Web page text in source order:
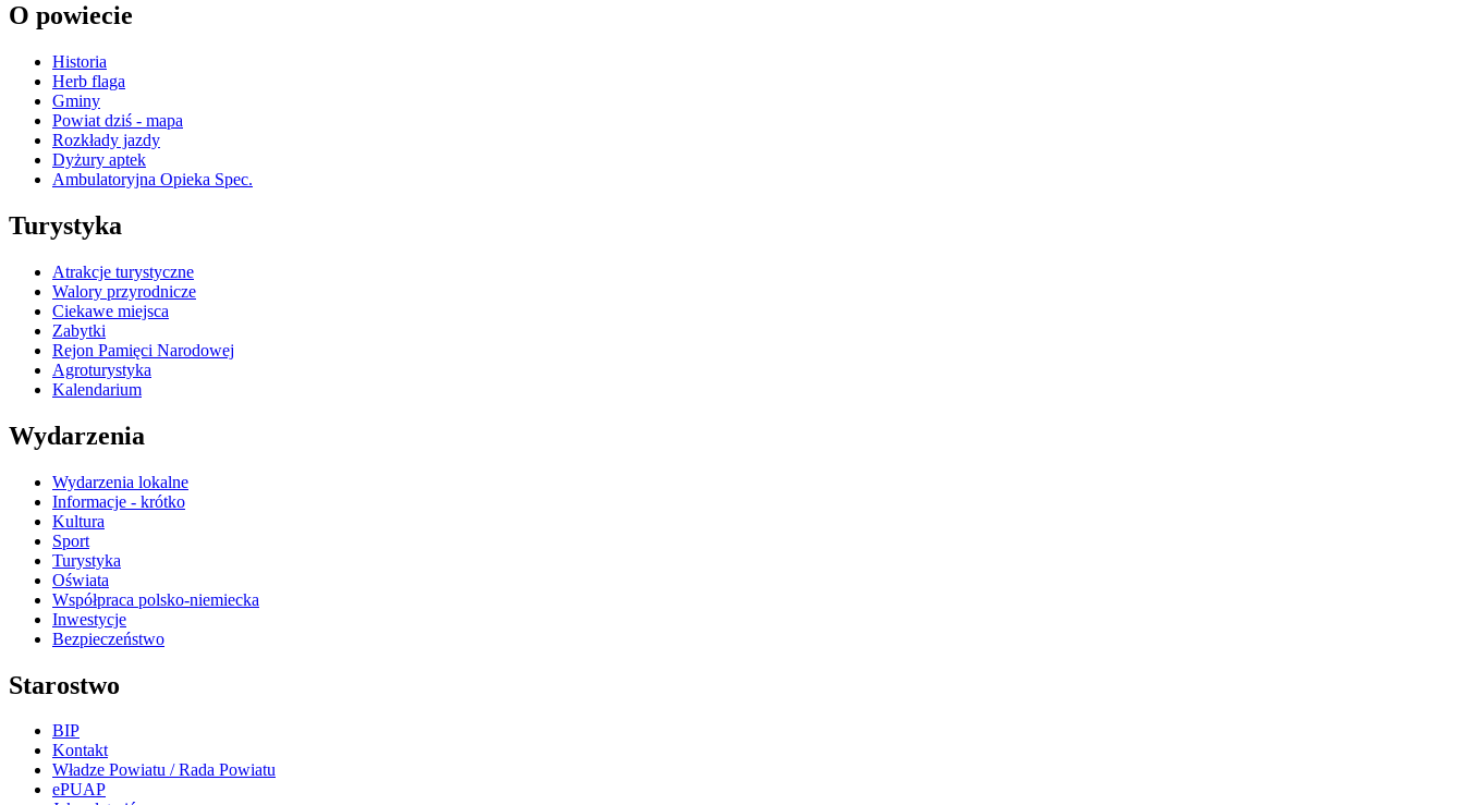
O powiecie
Historia
Herb flaga
Gminy
Powiat dziś - mapa
Rozkłady jazdy
Dyżury aptek
Ambulatoryjna Opieka Spec.
Turystyka
Atrakcje turystyczne
Walory przyrodnicze
Ciekawe miejsca
Zabytki
Rejon Pamięci Narodowej
Agroturystyka
Kalendarium
Wydarzenia
Wydarzenia lokalne
Informacje - krótko
Kultura
Sport
Turystyka
Oświata
Współpraca polsko-niemiecka
Inwestycje
Bezpieczeństwo
Starostwo
BIP
Kontakt
Władze Powiatu / Rada Powiatu
ePUAP